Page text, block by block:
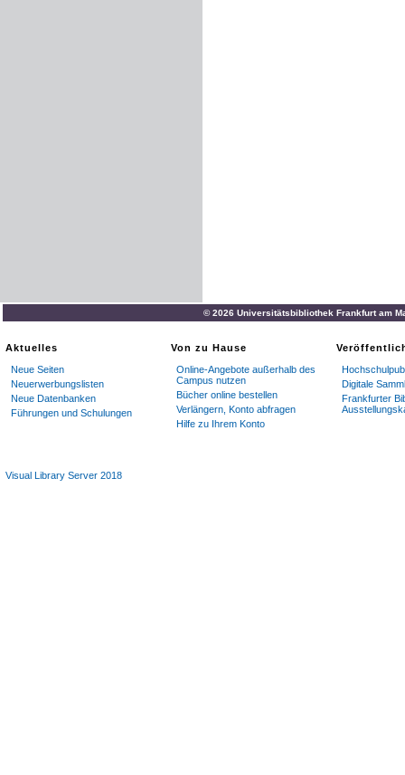
© 2026 Universitätsbibliothek Frankfurt am
Aktuelles
Neue Seiten
Neuerwerbungslisten
Neue Datenbanken
Führungen und Schulungen
Von zu Hause
Online-Angebote außerhalb des
Campus nutzen
Bücher online bestellen
Verlängern, Konto abfragen
Hilfe zu Ihrem Konto
Digitale
Frankfurter
Visual Library Server 2018